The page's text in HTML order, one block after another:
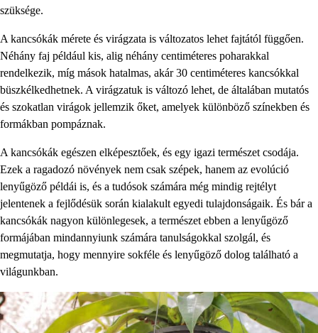
szüksége.
A kancsókák mérete és virágzata is változatos lehet fajtától függően.
Néhány faj például kis, alig néhány centiméteres poharakkal
rendelkezik, míg mások hatalmas, akár 30 centiméteres kancsókkal
büszkélkedhetnek. A virágzatuk is változó lehet, de általában mutatós
és szokatlan virágok jellemzik őket, amelyek különböző színekben és
formákban pompáznak.
A kancsókák egészen elképesztőek, és egy igazi természet csodája.
Ezek a ragadozó növények nem csak szépek, hanem az evolúció
lenyűgöző példái is, és a tudósok számára még mindig rejtélyt
jelentenek a fejlődésük során kialakult egyedi tulajdonságaik. És bár a
kancsókák nagyon különlegesek, a természet ebben a lenyűgöző
formájában mindannyiunk számára tanulságokkal szolgál, és
megmutatja, hogy mennyire sokféle és lenyűgöző dolog található a
világunkban.